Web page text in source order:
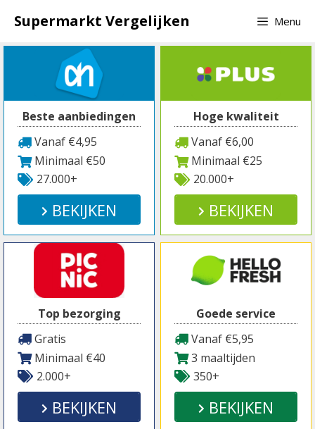
naar
inhoud
Supermarkt Vergelijken Menu
Beste aanbiedingen
Vanaf €4,95
Minimaal €50
27.000+
BEKIJKEN
Hoge kwaliteit
Vanaf €6,00
Minimaal €25
20.000+
BEKIJKEN
Top bezorging
Gratis
Minimaal €40
2.000+
BEKIJKEN
Goede service
Vanaf €5,95
3 maaltijden
350+
BEKIJKEN